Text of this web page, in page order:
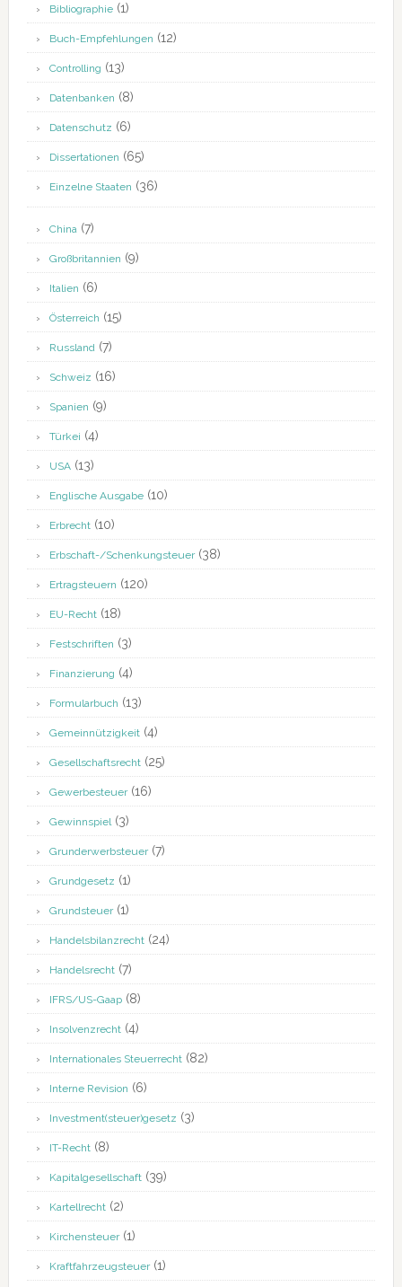
Bibliographie(1)
Buch-Empfehlungen (12)
Controlling (13)
Datenbanken (8)
Datenschutz (6)
Dissertationen (65)
Einzelne Staaten (36)
China(7)
Großbritannien (9)
Italien (6)
Österreich (15)
Russland(7)
Schweiz (16)
Spanien (9)
Türkei (4)
USA(13)
Englische Ausgabe(10)
Erbrecht(10)
Erbschaft-/Schenkungsteuer(38)
Ertragsteuern (120)
EU-Recht(18)
Festschriften (3)
Finanzierung (4)
Formularbuch (13)
Gemeinnützigkeit(4)
Gesellschaftsrecht(25)
Gewerbesteuer(16)
Gewinnspiel(3)
Grunderwerbsteuer(7)
Grundgesetz (1)
Grundsteuer(1)
Handelsbilanzrecht(24)
Handelsrecht(7)
IFRS/US-Gaap(8)
Insolvenzrecht(4)
Internationales Steuerrecht(82)
Interne Revision (6)
Investment(steuer)gesetz (3)
IT-Recht(8)
Kapitalgesellschaft(39)
Kartellrecht(2)
Kirchensteuer(1)
Kraftfahrzeugsteuer(1)